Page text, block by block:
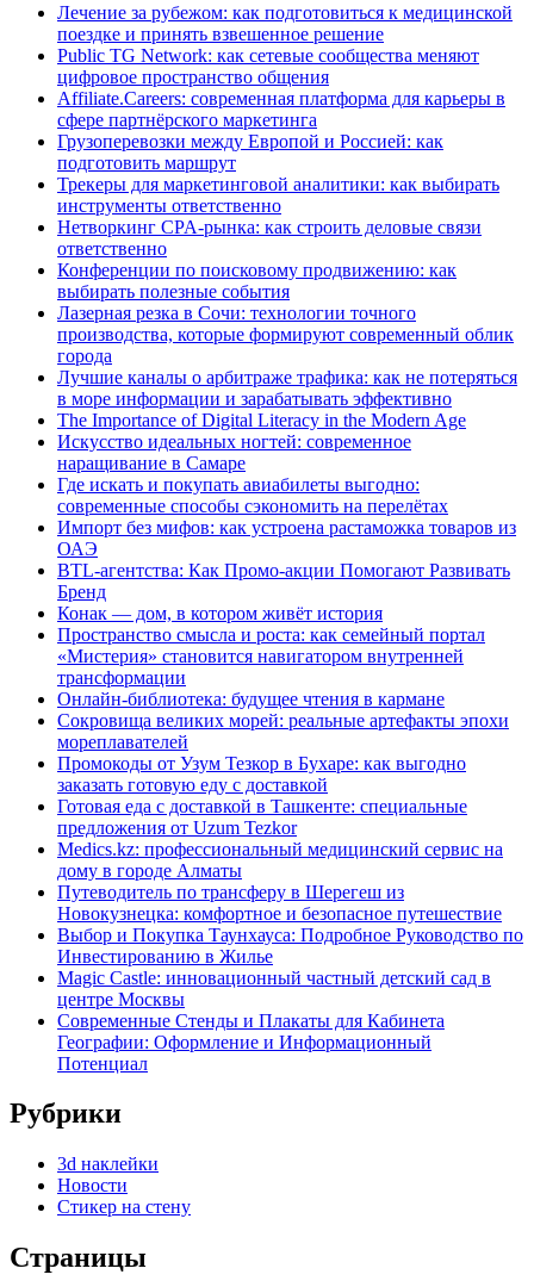
Лечение за рубежом: как подготовиться к медицинской
поездке и принять взвешенное решение
Public TG Network: как сетевые сообщества меняют
цифровое пространство общения
Affiliate.Careers: современная платформа для карьеры в
сфере партнёрского маркетинга
Грузоперевозки между Европой и Россией: как
подготовить маршрут
Трекеры для маркетинговой аналитики: как выбирать
инструменты ответственно
Нетворкинг CPA-рынка: как строить деловые связи
ответственно
Конференции по поисковому продвижению: как
выбирать полезные события
Лазерная резка в Сочи: технологии точного
производства, которые формируют современный облик
города
Лучшие каналы о арбитраже трафика: как не потеряться
в море информации и зарабатывать эффективно
The Importance of Digital Literacy in the Modern Age
Искусство идеальных ногтей: современное
наращивание в Самаре
Где искать и покупать авиабилеты выгодно:
современные способы сэкономить на перелётах
Импорт без мифов: как устроена растаможка товаров из
ОАЭ
BTL-агентства: Как Промо-акции Помогают Развивать
Бренд
Конак — дом, в котором живёт история
Пространство смысла и роста: как семейный портал
«Мистерия» становится навигатором внутренней
трансформации
Онлайн-библиотека: будущее чтения в кармане
Сокровища великих морей: реальные артефакты эпохи
мореплавателей
Промокоды от Узум Тезкор в Бухаре: как выгодно
заказать готовую еду с доставкой
Готовая еда с доставкой в Ташкенте: специальные
предложения от Uzum Tezkor
Medics.kz: профессиональный медицинский сервис на
дому в городе Алматы
Путеводитель по трансферу в Шерегеш из
Новокузнецка: комфортное и безопасное путешествие
Выбор и Покупка Таунхауса: Подробное Руководство по
Инвестированию в Жилье
Magic Castle: инновационный частный детский сад в
центре Москвы
Современные Стенды и Плакаты для Кабинета
Географии: Оформление и Информационный
Потенциал
Рубрики
3d наклейки
Новости
Стикер на стену
Страницы